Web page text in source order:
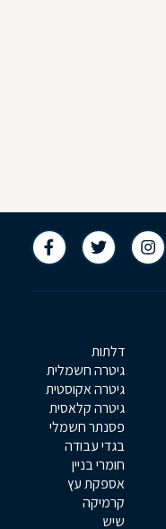
דלתות
גיטרה חשמלית
גיטרה אקוסטית
גיטרה קלאסית
פסנתר חשמלי
בגדי עבודה
חומרי בניין
אספקת עץ
קרמיקה
שיש